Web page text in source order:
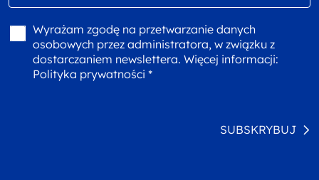
Wyrażam zgodę na przetwarzanie danych
osobowych przez administratora, w związku z
dostarczaniem newslettera. Więcej informacji:
Polityka prywatności *
SUBSKRYBUJ